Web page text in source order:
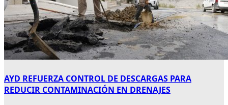
AYD REFUERZA CONTROL DE DESCARGAS PARA
REDUCIR CONTAMINACIÓN EN DRENAJES